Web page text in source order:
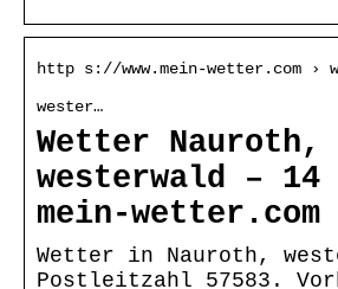
http s://www.mein-wetter.com ›
wester…
Wetter Nauroth,
westerwald – 14
mein-wetter.com
Wetter in Nauroth,
Postleitzahl 57583.